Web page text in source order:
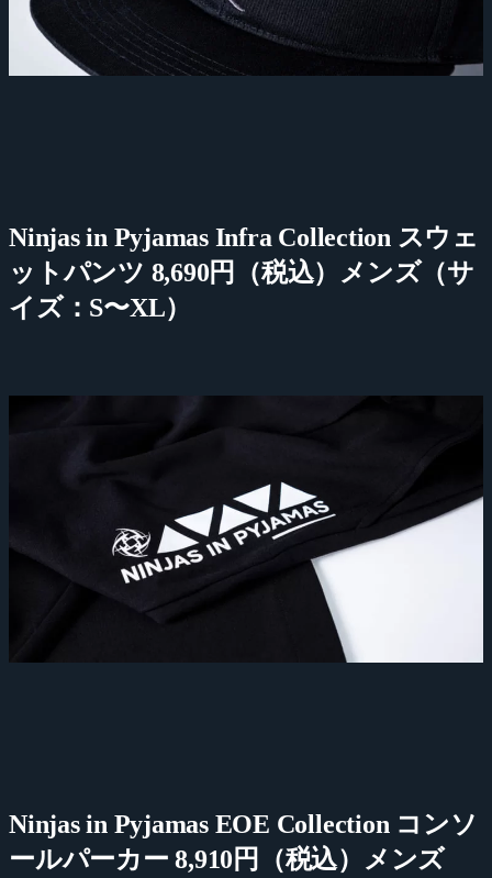
Ninjas in Pyjamas Infra Collection スウェ
ットパンツ 8,690円（税込）メンズ（サ
イズ：S〜XL）
Ninjas in Pyjamas EOE Collection コンソ
ールパーカー 8,910円（税込）メンズ